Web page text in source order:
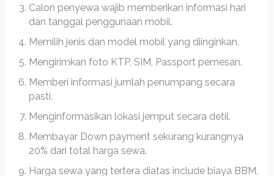
Calon penyewa wajib memberikan informasi hari
dan tanggal penggunaan mobil.
Memilih jenis dan model mobil yang diinginkan.
Mengirimkan foto KTP, SIM, Passport pemesan.
Memberi informasi jumlah penumpang secara
pasti.
Menginformasikan lokasi jemput secara detil.
Membayar Down payment sekurang kurangnya
20% dari total harga sewa.
Harga sewa yang tertera diatas include biaya BBM,